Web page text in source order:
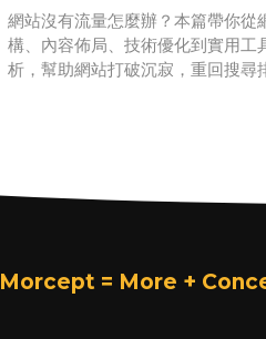
網站沒有流量怎麼辦？本篇帶你從
構、內容佈局、技術優化到實用工
析，幫助網站打破沉寂，重回搜尋
Morcept = More +